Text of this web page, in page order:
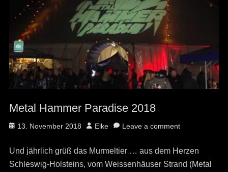
Metal Hammer Paradise 2018
Posted
13. November 2018 Author
Elke Leave a comment
Und jährlich grüß das Murmeltier … aus dem Herzen
Schleswig-Holsteins, vom Weissenhäuser Strand (Metal